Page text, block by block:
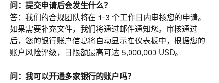
问：提交申请后会发生什么？
答：我们的合规团队将在 1-3 个工作日内审核您的申请。
如果需要补充文件，我们将通过邮件通知您。审核通过
后，您的银行账户信息将自动显示在仪表板中，根据您的
账户风险评级，日限额最高可达 5,000,000 USD。
问：我可以开通多家银行的账户吗？